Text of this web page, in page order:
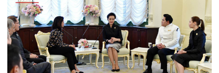
​การแก้ไขหนังตามคนดูบอกนี้ จึงคิดได้ 2 แบบ คือ เป็นการ
เอาคอมเมนต์ต่างๆ มาทำให้หนังดีขึ้นตามประชามติ หรืออีก
ทางคือ เป็นการเอาใจคนดูเพื่อผลทางรายได้ (สมมติว่า Sonic
the Hedgehogฉายฟรี หรือทำเอามัน การแก้ไขนี้ก็อาจจะไม่
เกิดขึ้นก็เป็นได้ เพราะไม่แคร์ว่าจะได้กี่บาท) มันอาจจะเป็นทั้ง